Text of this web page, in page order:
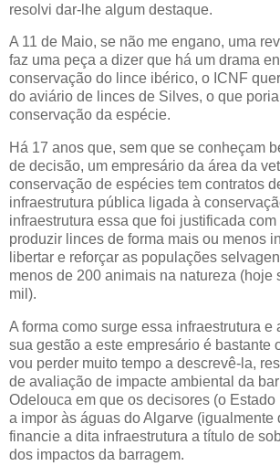
resolvi dar-lhe algum destaque.
A 11 de Maio, se não me engano, uma
faz uma peça a dizer que há um drama
conservação do lince ibérico, o ICNF
do aviário de linces de Silves, o que
conservação da espécie.
Há 17 anos que, sem que se conheçam
de decisão, um empresário da área da
conservação de espécies tem contratos
infraestrutura pública ligada à
infraestrutura essa que foi justificada
produzir linces de forma mais ou menos
libertar e reforçar as populações
menos de 200 animais na natureza (hoje
mil).
A forma como surge essa infraestrutura e
sua gestão a este empresário é bastante
vou perder muito tempo a descrevê-la,
de avaliação de impacte ambiental da
Odelouca em que os decisores (o Estado
a impor às águas do Algarve (igualmente
financie a dita infraestrutura a título de
dos impactos da barragem.